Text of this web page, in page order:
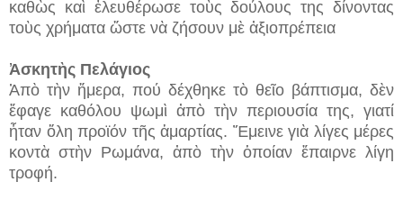
καθὼς καὶ ἐλευθέρωσε τοὺς δούλους της δίνοντας
τοὺς χρήματα ὥστε νὰ ζήσουν μὲ ἀξιοπρέπεια
Ἀσκητὴς Πελάγιος
Ἀπὸ τὴν ἥμερα, πού δέχθηκε τὸ θεῖο βάπτισμα, δὲν
ἔφαγε καθόλου ψωμὶ ἀπὸ τὴν περιουσία της, γιατί
ἦταν ὅλη προϊόν τῆς ἁμαρτίας. Ἔμεινε γιὰ λίγες μέρες
κοντὰ στὴν Ρωμάνα, ἀπὸ τὴν ὁποίαν ἔπαιρνε λίγη
τροφή.